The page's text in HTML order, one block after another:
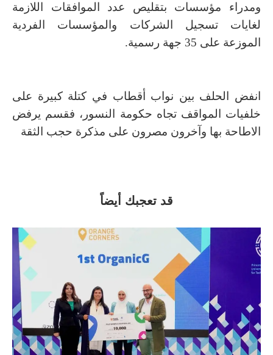
ومدراء مؤسسات بتقليص عدد الموافقات اللازمة
لغايات تسجيل الشركات والمؤسسات الفردية
الموزعة على 35 جهة رسمية.
انفض الحلف بين نواب أقطاب في كتلة كبيرة على
خلفيات المواقف تجاه حكومة النسور، فقسم يرفض
الاطاحة بها وآخرون مصرون على مذكرة حجب الثقة
قد تعجبك أيضاً